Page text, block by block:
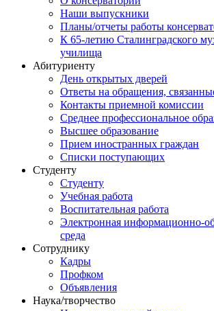
Наши выпускники
Планы/отчеты работы
К 65-летию Сталинградского
училища
Абитуриенту
День открытых дверей
Ответы на обращения,
Контакты приемной комиссии
Среднее профессиональное
Высшее образование
Прием иностранных граждан
Списки поступающих
Студенту
Студенту
Учебная работа
Воспитательная работа
Электронная информационно-
среда
Сотруднику
Кадры
Профком
Объявления
Наука/творчество